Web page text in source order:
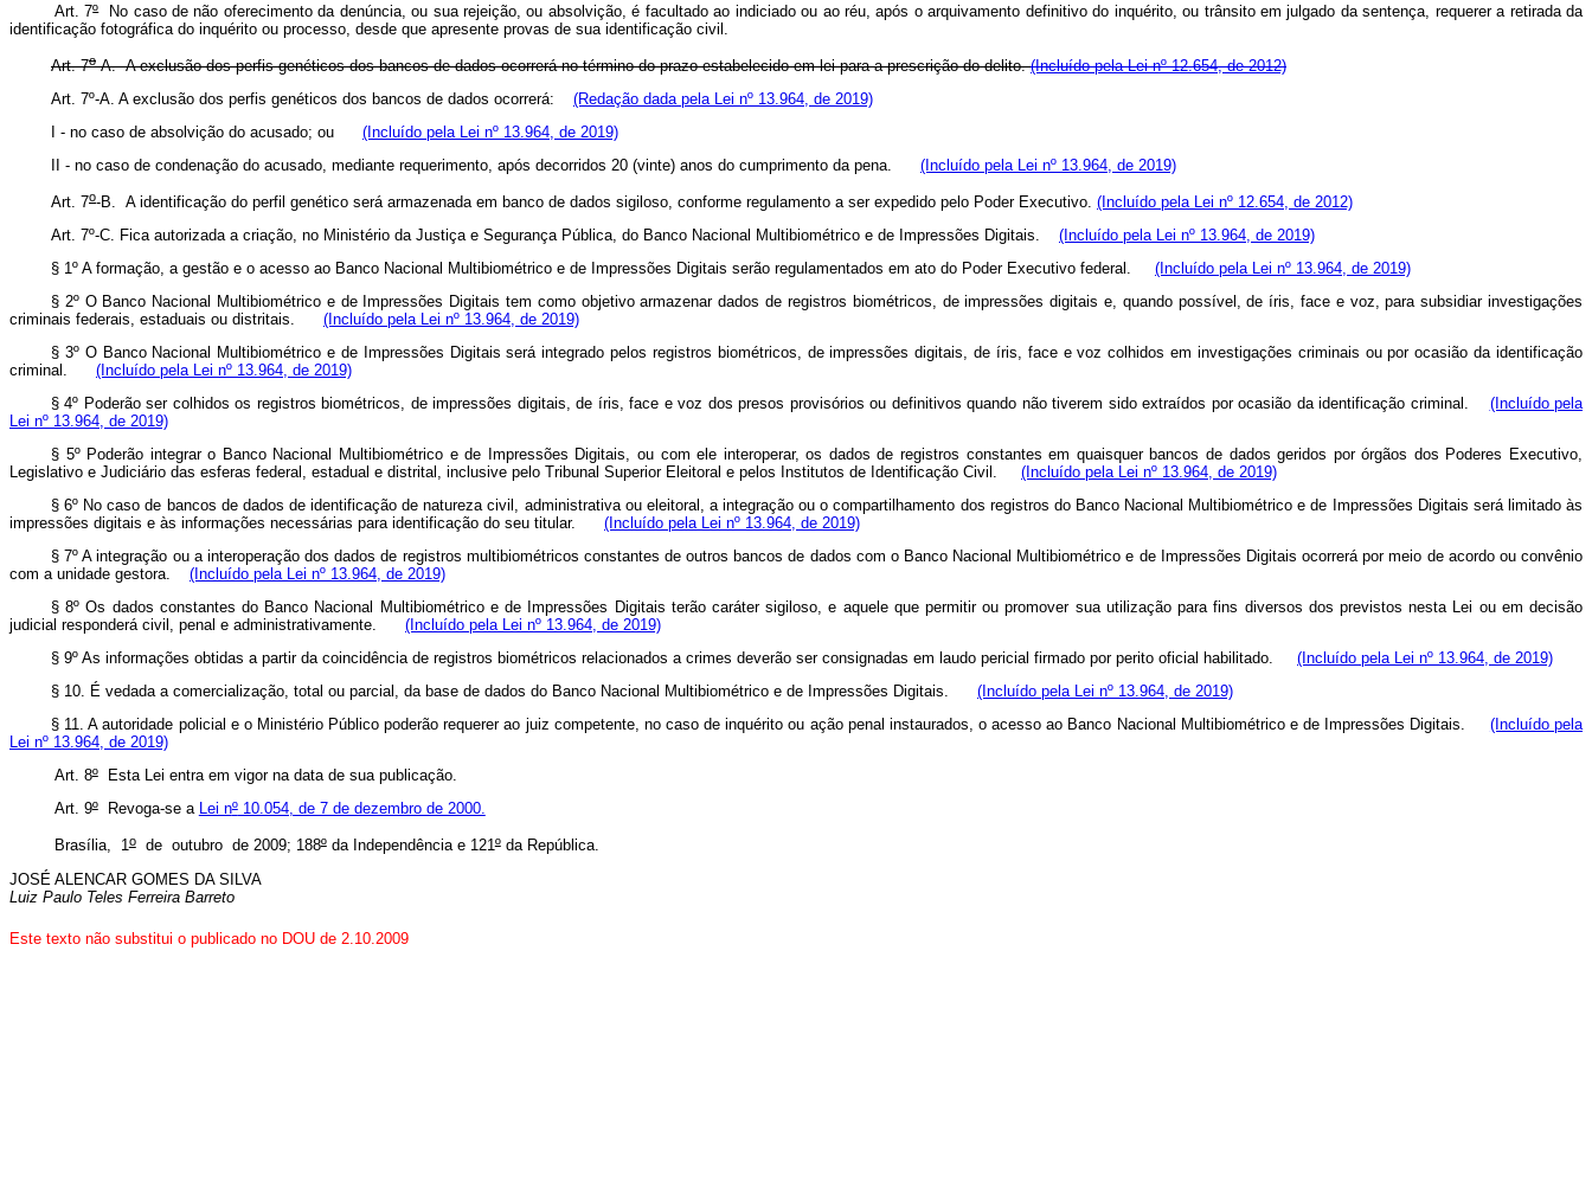
Art. 7ºNo caso de não oferecimento da denúncia, ou sua rejeição, ou absolvição, é facultado ao indiciado ou ao réu, após o arquivamento definitivo do inquérito, ou trânsito em julgado da sentença, requerer a retirada da
identificação fotográfica do inquérito ou processo, desde que apresente provas de sua identificação civil.
Art. 7o-A.A exclusão dos perfis genéticos dos bancos de dados ocorrerá no término do prazo estabelecido em lei para a prescrição do delito.(Incluído pela Lei nº 12.654, de 2012)
Art. 7º-A. A exclusão dos perfis genéticos dos bancos de dados ocorrerá: (Redação dada pela Lei nº 13.964, de 2019)
I - no caso de absolvição do acusado; ou (Incluído pela Lei nº 13.964, de 2019)
II - no caso de condenação do acusado, mediante requerimento, após decorridos 20 (vinte) anos do cumprimento da pena. (Incluído pela Lei nº 13.964, de 2019)
Art. 7o-B. A identificação do perfil genético será armazenada em banco de dados sigiloso, conforme regulamento a ser expedido pelo Poder Executivo. (Incluído pela Lei nº 12.654, de 2012)
Art. 7º-C. Fica autorizada a criação, no Ministério da Justiça e Segurança Pública, do Banco Nacional Multibiométrico e de Impressões Digitais. (Incluído pela Lei nº 13.964, de 2019)
§ 1º A formação, a gestão e o acesso ao Banco Nacional Multibiométrico e de Impressões Digitais serão regulamentados em ato do Poder Executivo federal. (Incluído pela Lei nº 13.964, de 2019)
§ 2º O Banco Nacional Multibiométrico e de Impressões Digitais tem como objetivo armazenar dados de registros biométricos, de impressões digitais e, quando possível, de íris, face e voz, para subsidiar investigações
criminais federais, estaduais ou distritais. (Incluído pela Lei nº 13.964, de 2019)
§ 3º O Banco Nacional Multibiométrico e de Impressões Digitais será integrado pelos registros biométricos, de impressões digitais, de íris, face e voz colhidos em investigações criminais ou por ocasião da identificação
criminal. (Incluído pela Lei nº 13.964, de 2019)
§ 4º Poderão ser colhidos os registros biométricos, de impressões digitais, de íris, face e voz dos presos provisórios ou definitivos quando não tiverem sido extraídos por ocasião da identificação criminal. (Incluído pela
Lei nº 13.964, de 2019)
§ 5º Poderão integrar o Banco Nacional Multibiométrico e de Impressões Digitais, ou com ele interoperar, os dados de registros constantes em quaisquer bancos de dados geridos por órgãos dos Poderes Executivo,
Legislativo e Judiciário das esferas federal, estadual e distrital, inclusive pelo Tribunal Superior Eleitoral e pelos Institutos de Identificação Civil. (Incluído pela Lei nº 13.964, de 2019)
§ 6º No caso de bancos de dados de identificação de natureza civil, administrativa ou eleitoral, a integração ou o compartilhamento dos registros do Banco Nacional Multibiométrico e de Impressões Digitais será limitado às
impressões digitais e às informações necessárias para identificação do seu titular. (Incluído pela Lei nº 13.964, de 2019)
§ 7º A integração ou a interoperação dos dados de registros multibiométricos constantes de outros bancos de dados com o Banco Nacional Multibiométrico e de Impressões Digitais ocorrerá por meio de acordo ou convênio
com a unidade gestora. (Incluído pela Lei nº 13.964, de 2019)
§ 8º Os dados constantes do Banco Nacional Multibiométrico e de Impressões Digitais terão caráter sigiloso, e aquele que permitir ou promover sua utilização para fins diversos dos previstos nesta Lei ou em decisão
judicial responderá civil, penal e administrativamente. (Incluído pela Lei nº 13.964, de 2019)
§ 9º As informações obtidas a partir da coincidência de registros biométricos relacionados a crimes deverão ser consignadas em laudo pericial firmado por perito oficial habilitado. (Incluído pela Lei nº 13.964, de 2019)
§ 10. É vedada a comercialização, total ou parcial, da base de dados do Banco Nacional Multibiométrico e de Impressões Digitais. (Incluído pela Lei nº 13.964, de 2019)
§ 11. A autoridade policial e o Ministério Público poderão requerer ao juiz competente, no caso de inquérito ou ação penal instaurados, o acesso ao Banco Nacional Multibiométrico e de Impressões Digitais. (Incluído pela
Lei nº 13.964, de 2019)
Art. 8ºEsta Lei entra em vigor na data de sua publicação.
Art. 9ºRevoga-se a Lei nº10.054, de 7 de dezembro de 2000.
Brasília, 1ode outubro de 2009; 188ºda Independência e 121ºda República.
JOSÉ ALENCAR GOMES DA SILVA
Luiz Paulo Teles Ferreira Barreto
Este texto não substitui o publicado no DOU de 2.10.2009